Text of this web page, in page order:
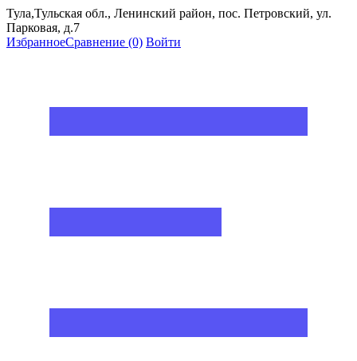
Тула,Тульская обл., Ленинский район, пос. Петровский, ул.
Парковая, д.7
ИзбранноеСравнение (0) Войти